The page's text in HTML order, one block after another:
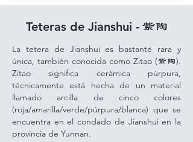
Teteras de Jianshui - 紫陶
La tetera de Jianshui es bastante rara y
única, también conocida como Zitao (紫陶).
Zitao significa cerámica púrpura,
técnicamente está hecha de un material
llamado arcilla de cinco colores
(roja/amarilla/verde/púrpura/blanca) que se
encuentra en el condado de Jianshui en la
provincia de Yunnan.